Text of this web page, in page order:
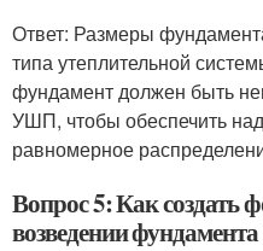
Ответ: Размеры
типа утеплительной
фундамент должен быть
УШП, чтобы обеспечить
равномерное
Вопрос 5: Как создать
возведении